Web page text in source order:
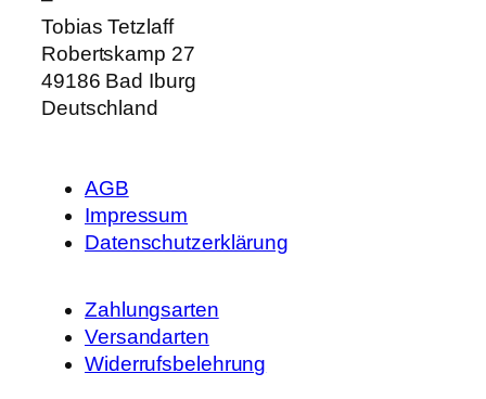
Tobias Tetzlaff
Robertskamp 27
49186 Bad Iburg
Deutschland
AGB
Impressum
Datenschutzerklärung
Zahlungsarten
Versandarten
Widerrufsbelehrung